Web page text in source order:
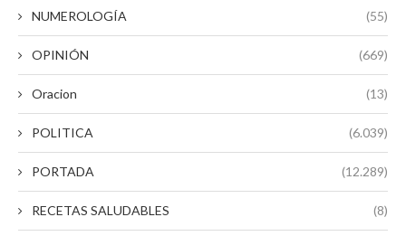
NUMEROLOGÍA (55)
OPINIÓN (669)
Oracion (13)
POLITICA (6.039)
PORTADA (12.289)
RECETAS SALUDABLES (8)